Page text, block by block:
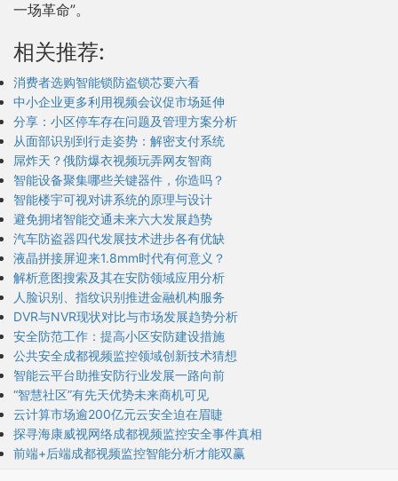
一场革命”。
相关推荐:
消费者选购智能锁防盗锁芯要六看
中小企业更多利用视频会议促市场延伸
分享：小区停车存在问题及管理方案分析
从面部识别到行走姿势：解密支付系统
屌炸天？俄防爆衣视频玩弄网友智商
智能设备聚集哪些关键器件，你造吗？
智能楼宇可视对讲系统的原理与设计
避免拥堵智能交通未来六大发展趋势
汽车防盗器四代发展技术进步各有优缺
液晶拼接屏迎来1.8mm时代有何意义？
解析意图搜索及其在安防领域应用分析
人脸识别、指纹识别推进金融机构服务
DVR与NVR现状对比与市场发展趋势分析
安全防范工作：提高小区安防建设措施
公共安全成都视频监控领域创新技术猜想
智能云平台助推安防行业发展一路向前
“智慧社区”有先天优势未来商机可见
云计算市场逾200亿元云安全迫在眉睫
探寻海康威视网络成都视频监控安全事件真相
前端+后端成都视频监控智能分析才能双赢